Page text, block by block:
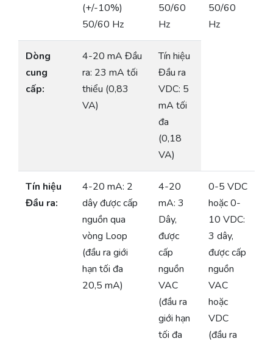
(+/-10%)
50/60 Hz
50/60
Hz
50/60
Hz
Dòng
cung
cấp:
4-20 mA Đầu
ra: 23 mA tối
thiểu (0,83
VA)
Tín hiệu
Đầu ra
VDC: 5
mA tối
đa
(0,18
VA)
Tín hiệu
Đầu ra:
4-20 mA: 2
dây được cấp
nguồn qua
vòng Loop
(đầu ra giới
hạn tối đa
20,5 mA)
4-20
mA: 3
Dây,
được
cấp
nguồn
VAC
(đầu ra
giới hạn
tối đa
0-5 VDC
hoặc 0-
10 VDC:
3 dây,
được cấp
nguồn
VAC
hoặc
VDC
(đầu ra